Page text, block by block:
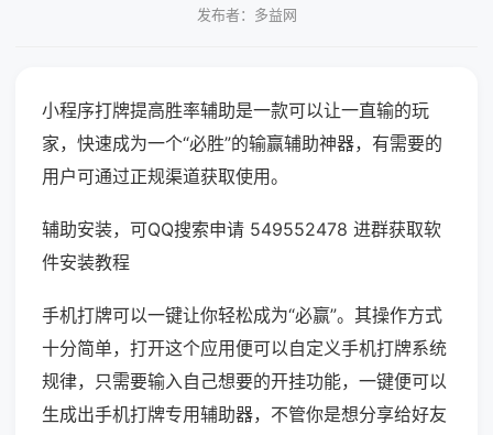
发布者：多益网
小程序打牌提高胜率辅助是一款可以让一直输的玩
家，快速成为一个“必胜”的输赢辅助神器，有需要的
用户可通过正规渠道获取使用。
辅助安装，可QQ搜索申请 549552478 进群获取软
件安装教程
手机打牌可以一键让你轻松成为“必赢”。其操作方式
十分简单，打开这个应用便可以自定义手机打牌系统
规律，只需要输入自己想要的开挂功能，一键便可以
生成出手机打牌专用辅助器，不管你是想分享给好友